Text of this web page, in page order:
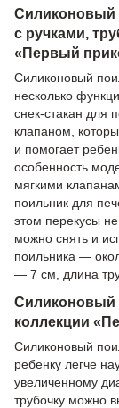
Силиконовый
с ручками,
«Первый
Силиконовый
несколько
снек-стакан для
клапаном,
и помогает
особенность
мягкими
поильник для
этом перекусы
можно снять и
поильника —
— 7 см, длина
Силиконовый
коллекции
Силиконовый
ребенку легче
увеличенному
трубочку можно